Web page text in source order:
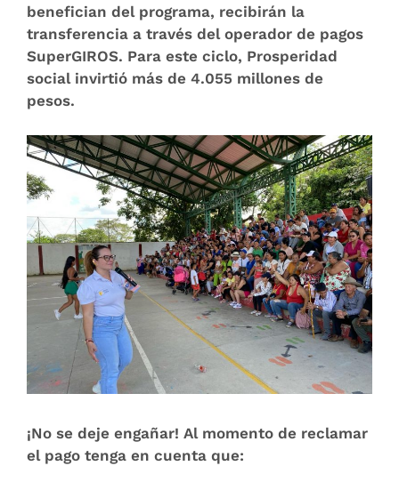
benefician del programa, recibirán la
transferencia a través del operador de pagos
SuperGIROS. Para este ciclo, Prosperidad
social invirtió más de 4.055 millones de
pesos.
¡No se deje engañar! Al momento de reclamar
el pago tenga en cuenta que: